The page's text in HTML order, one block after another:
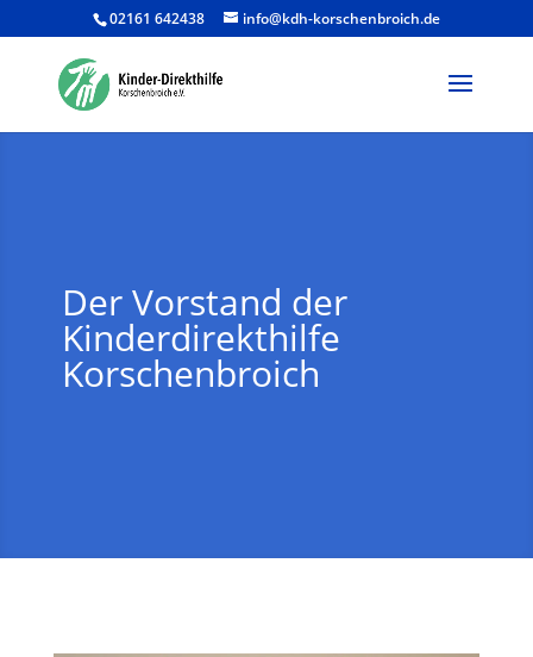
02161 642438 info@kdh-korschenbroich.de
Der Vorstand der
Kinderdirekthilfe
Korschenbroich